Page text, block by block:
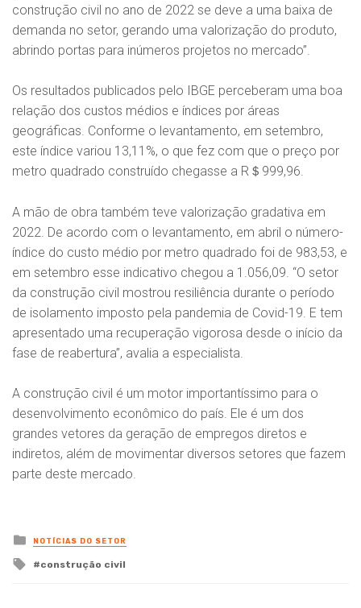
construção civil no ano de 2022 se deve a uma baixa de
demanda no setor, gerando uma valorização do produto,
abrindo portas para inúmeros projetos no mercado”.
Os resultados publicados pelo IBGE perceberam uma boa
relação dos custos médios e índices por áreas
geográficas. Conforme o levantamento, em setembro,
este índice variou 13,11%, o que fez com que o preço por
metro quadrado construído chegasse a R＄999,96.
A mão de obra também teve valorização gradativa em
2022. De acordo com o levantamento, em abril o número-
índice do custo médio por metro quadrado foi de 983,53, e
em setembro esse indicativo chegou a 1.056,09. “O setor
da construção civil mostrou resiliência durante o período
de isolamento imposto pela pandemia de Covid-19. E tem
apresentado uma recuperação vigorosa desde o início da
fase de reabertura”, avalia a especialista.
A construção civil é um motor importantíssimo para o
desenvolvimento econômico do país. Ele é um dos
grandes vetores da geração de empregos diretos e
indiretos, além de movimentar diversos setores que fazem
parte deste mercado.
Posted
in
NOTÍCIAS DO SETOR
Tagged
construção civil